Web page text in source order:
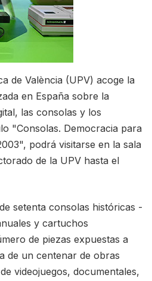
de València (UPV) acoge la
en España sobre la
las consolas y los
"Consolas. Democracia para
podrá visitarse en la sala
de la UPV hasta el
setenta consolas históricas -
y cartuchos
de piezas expuestas a
de un centenar de obras
videojuegos, documentales,